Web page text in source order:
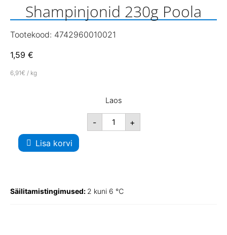
Shampinjonid 230g Poola
Tootekood: 4742960010021
1,59 €
6,91€ / kg
Laos
- +
Lisa korvi
Säilitamistingimused: 2 kuni 6 ℃